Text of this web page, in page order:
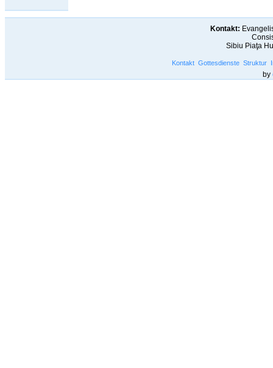
Kontakt:
Sibiu Piaţa
Kontakt Gottesdienste Struktur
by